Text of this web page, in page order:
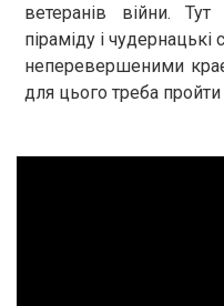
ветеранів війни.
піраміду і
неперевершеними
для цього треба